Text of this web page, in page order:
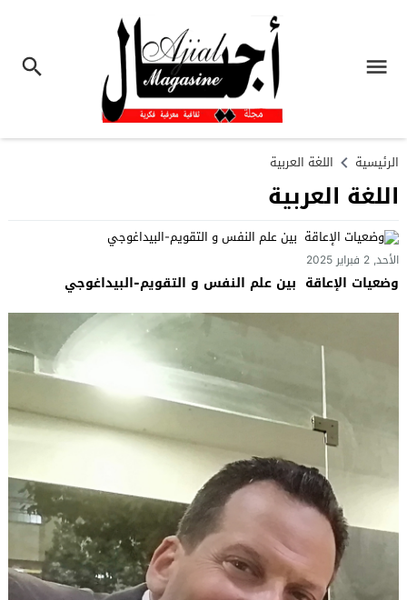
الرئيسية اللغة العربية
اللغة العربية
الأحد, 2 فبراير 2025
وضعيات الإعاقة بين علم النفس و التقويم-البيداغوجي